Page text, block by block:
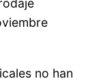
no han